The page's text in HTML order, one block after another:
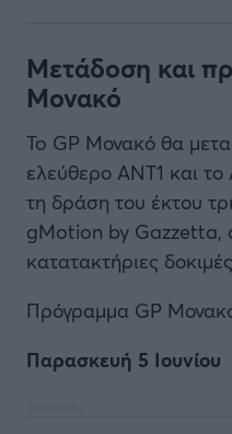
Μετάδοση και
Μονακό
To GP Μονακό θα
ελεύθερο ANT1 και
τη δράση του έκτου
gMotion by Gazzetta,
κατατακτήριες
Πρόγραμμα GP
Παρασκευή 5 Ιουνίου